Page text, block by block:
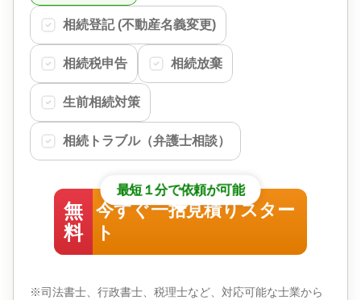
相続登記 (不動産名義変更)
相続税申告 相続放棄
生前相続対策
相続トラブル（弁護士相談）
最短１分で依頼が可能
無
料
今すぐ一括見積りスター
ト
※司法書士、行政書士、税理士など、対応可能な士業から